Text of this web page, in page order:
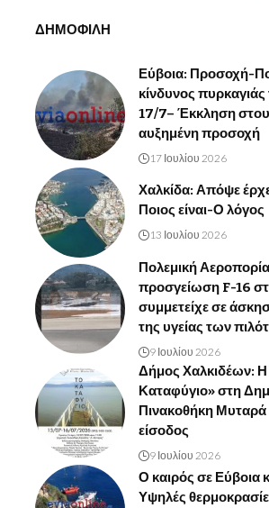
ΔΗΜΟΦΙΛΗ
Εύβοια: Προσοχή-
κίνδυνος
17/7– Έκκληση
αυξημένη προσοχή
17 Ιουλίου 2026
Χαλκίδα: Απόψε
Ποιος είναι-Ο λόγος
13 Ιουλίου 2026
Πολεμική
προσγείωση F-16
συμμετείχε σε
της υγείας των
9 Ιουλίου 2026
Δήμος Χαλκιδέων: Η
Καταφύγιο» στη
Πινακοθήκη Μυταρά
είσοδος
9 Ιουλίου 2026
Ο καιρός σε Εύβοια
Υψηλές